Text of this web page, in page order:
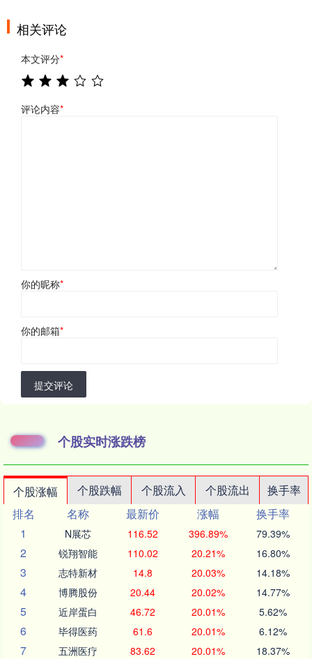
相关评论
本文评分*
评论内容*
你的昵称*
你的邮箱*
提交评论
个股实时涨跌榜
个股涨幅 个股跌幅 个股流入 个股流出
换手率
排名
名称 最新价 涨幅
换手率
1
N展芯 116.52 396.89% 79.39%
2 锐翔智能 110.02 20.21% 16.80%
3 志特新材 14.8 20.03% 14.18%
4 博腾股份 20.44 20.02% 14.77%
5 近岸蛋白 46.72 20.01% 5.62%
6 毕得医药 61.6 20.01% 6.12%
7 五洲医疗 83.62 20.01% 18.37%